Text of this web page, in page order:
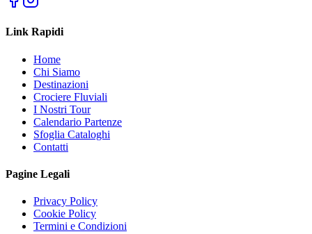
Link Rapidi
Home
Chi Siamo
Destinazioni
Crociere Fluviali
I Nostri Tour
Calendario Partenze
Sfoglia Cataloghi
Contatti
Pagine Legali
Privacy Policy
Cookie Policy
Termini e Condizioni